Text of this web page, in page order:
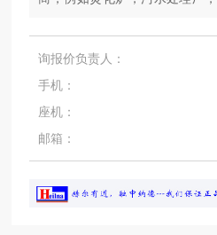
询报价负责人：
手机：
座机：
邮箱：